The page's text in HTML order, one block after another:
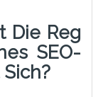
Die Reg
SEO-